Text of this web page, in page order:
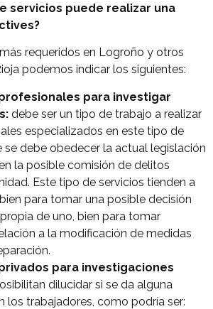
servicios puede realizar una
requeridos en Logroño y otros
podemos indicar los siguientes:
para investigar
debe ser un tipo de trabajo a realizar
especializados en este tipo de
se debe obedecer la actual legislación
la posible comisión de delitos
Este tipo de servicios tienden a
para tomar una posible decisión
de uno, bien para tomar
a la modificación de medidas
para investigaciones
dilucidar si se da alguna
los trabajadores, como podría ser:
caso quieres investigar?